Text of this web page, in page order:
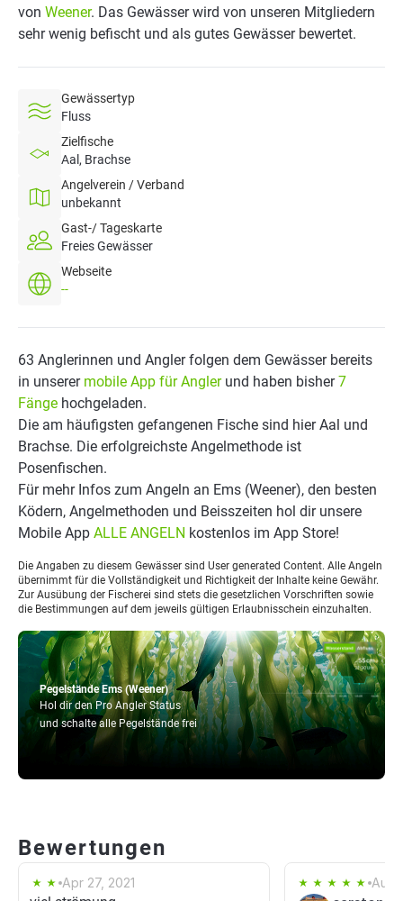
von Weener. Das Gewässer wird von unseren Mitgliedern
sehr wenig befischt und als gutes Gewässer bewertet.
Gewässertyp
Fluss
Zielfische
Aal, Brachse
Angelverein / Verband
unbekannt
Gast-/ Tageskarte
Freies Gewässer
Webseite
--
Pegelstände Ems (Weener)
Hol dir den Pro Angler Status
und schalte alle Pegelstände frei
63 Anglerinnen und Angler folgen dem Gewässer bereits
in unserer mobile App für Anglerund haben bisher7
Fänge hochgeladen.
Die am häufigsten gefangenen Fische sind hier Aal und
Brachse. Die erfolgreichste Angelmethode ist
Posenfischen.
Für mehr Infos zum Angeln an Ems (Weener), den besten
Ködern, Angelmethoden und Beisszeiten hol dir unsere
Mobile App ALLE ANGELN kostenlos im App Store!
Die Angaben zu diesem Gewässer sind User generated Content. Alle Angeln
übernimmt für die Vollständigkeit und Richtigkeit der Inhalte keine Gewähr.
Zur Ausübung der Fischerei sind stets die gesetzlichen Vorschriften sowie
die Bestimmungen auf dem jeweils gültigen Erlaubnisschein einzuhalten.
Bewertungen
Apr 27, 2021 Aug